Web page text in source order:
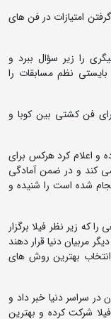
امتیازات در فن های
را زیر سؤال ببرد و
نظم مسابقات را
فن کشتی بین کوبا و
و اعلام کرد هرکس برای
می کند و در ضمن آمادگی
شده است را شنیده و
که زیر نظر فیلا برگزار
مربیان دنیا قرار دهند
بهترین روش های
در سراسر دنیا خبر داد و
شرکت کرده و بهترین